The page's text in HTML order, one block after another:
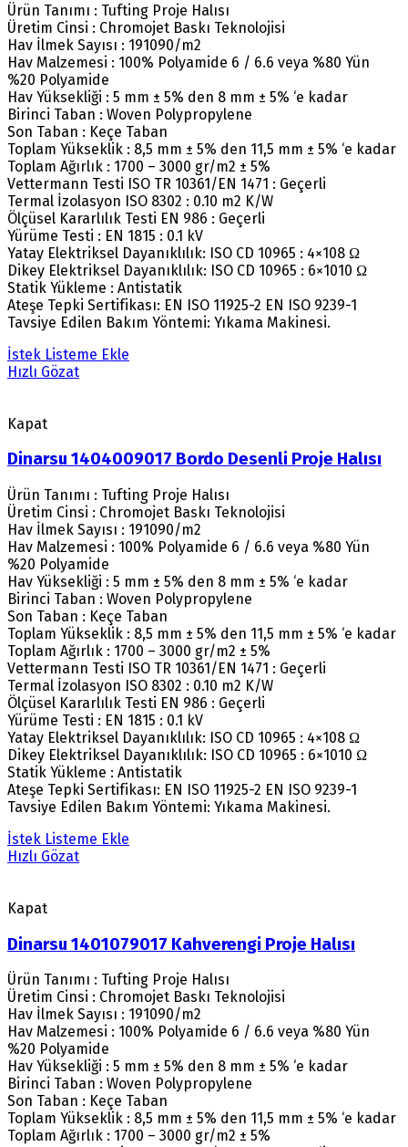
Ürün Tanımı : Tufting Proje Halısı
Üretim Cinsi : Chromojet Baskı Teknolojisi
Hav İlmek Sayısı : 191090/m2
Hav Malzemesi : 100% Polyamide 6 / 6.6 veya %80 Yün
%20 Polyamide
Hav Yüksekliği : 5 mm ± 5% den 8 mm ± 5% ‘e kadar
Birinci Taban : Woven Polypropylene
Son Taban : Keçe Taban
Toplam Yükseklik : 8,5 mm ± 5% den 11,5 mm ± 5% ‘e kadar
Toplam Ağırlık : 1700 – 3000 gr/m2 ± 5%
Vettermann Testi ISO TR 10361/EN 1471 : Geçerli
Termal İzolasyon ISO 8302 : 0.10 m2 K/W
Ölçüsel Kararlılık Testi EN 986 : Geçerli
Yürüme Testi : EN 1815 : 0.1 kV
Yatay Elektriksel Dayanıklılık: ISO CD 10965 : 4×108 Ω
Dikey Elektriksel Dayanıklılık: ISO CD 10965 : 6×1010 Ω
Statik Yükleme : Antistatik
Ateşe Tepki Sertifikası: EN ISO 11925-2 EN ISO 9239-1
Tavsiye Edilen Bakım Yöntemi: Yıkama Makinesi.
İstek Listeme Ekle
Hızlı Gözat
Kapat
Dinarsu 1404009017 Bordo Desenli Proje Halısı
Ürün Tanımı : Tufting Proje Halısı
Üretim Cinsi : Chromojet Baskı Teknolojisi
Hav İlmek Sayısı : 191090/m2
Hav Malzemesi : 100% Polyamide 6 / 6.6 veya %80 Yün
%20 Polyamide
Hav Yüksekliği : 5 mm ± 5% den 8 mm ± 5% ‘e kadar
Birinci Taban : Woven Polypropylene
Son Taban : Keçe Taban
Toplam Yükseklik : 8,5 mm ± 5% den 11,5 mm ± 5% ‘e kadar
Toplam Ağırlık : 1700 – 3000 gr/m2 ± 5%
Vettermann Testi ISO TR 10361/EN 1471 : Geçerli
Termal İzolasyon ISO 8302 : 0.10 m2 K/W
Ölçüsel Kararlılık Testi EN 986 : Geçerli
Yürüme Testi : EN 1815 : 0.1 kV
Yatay Elektriksel Dayanıklılık: ISO CD 10965 : 4×108 Ω
Dikey Elektriksel Dayanıklılık: ISO CD 10965 : 6×1010 Ω
Statik Yükleme : Antistatik
Ateşe Tepki Sertifikası: EN ISO 11925-2 EN ISO 9239-1
Tavsiye Edilen Bakım Yöntemi: Yıkama Makinesi.
İstek Listeme Ekle
Hızlı Gözat
Kapat
Dinarsu 1401079017 Kahverengi Proje Halısı
Ürün Tanımı : Tufting Proje Halısı
Üretim Cinsi : Chromojet Baskı Teknolojisi
Hav İlmek Sayısı : 191090/m2
Hav Malzemesi : 100% Polyamide 6 / 6.6 veya %80 Yün
%20 Polyamide
Hav Yüksekliği : 5 mm ± 5% den 8 mm ± 5% ‘e kadar
Birinci Taban : Woven Polypropylene
Son Taban : Keçe Taban
Toplam Yükseklik : 8,5 mm ± 5% den 11,5 mm ± 5% ‘e kadar
Toplam Ağırlık : 1700 – 3000 gr/m2 ± 5%